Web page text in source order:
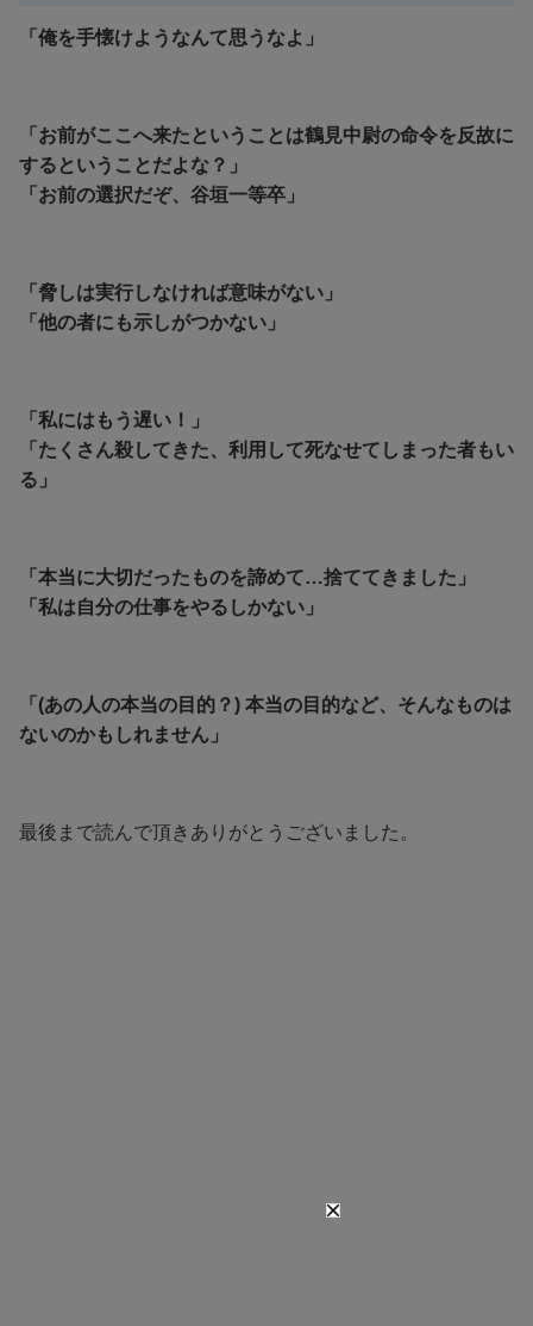
「俺を手懐けようなんて思うなよ」
「お前がここへ来たということは鶴見中尉の命令を反故に
するということだよな？」
「お前の選択だぞ、谷垣一等卒」
「脅しは実行しなければ意味がない」
「他の者にも示しがつかない」
「私にはもう遅い！」
「たくさん殺してきた、利用して死なせてしまった者もい
る」
「本当に大切だったものを諦めて…捨ててきました」
「私は自分の仕事をやるしかない」
「(あの人の本当の目的？) 本当の目的など、そんなものは
ないのかもしれません」
最後まで読んで頂きありがとうございました。